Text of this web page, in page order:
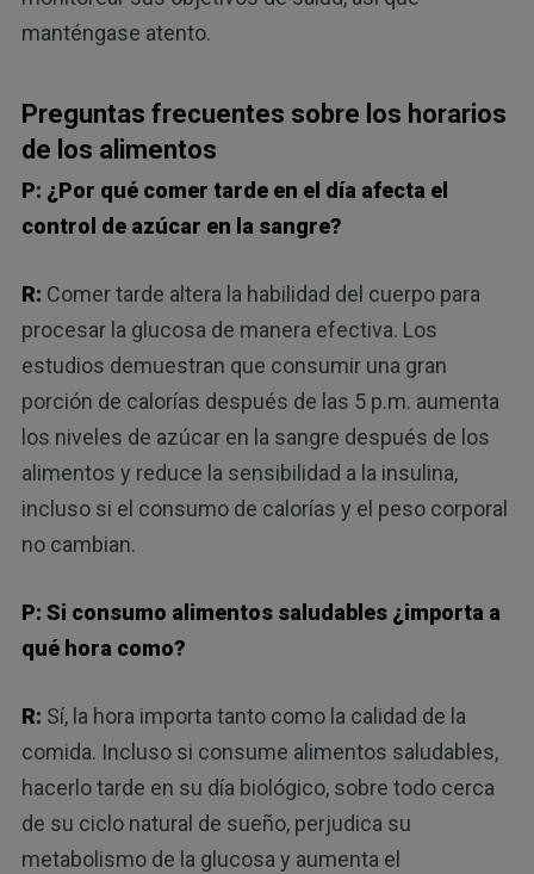
manténgase atento.
Preguntas frecuentes sobre los horarios
de los alimentos
P: ¿Por qué comer tarde en el día afecta el
control de azúcar en la sangre?
R: Comer tarde altera la habilidad del cuerpo para
procesar la glucosa de manera efectiva. Los
estudios demuestran que consumir una gran
porción de calorías después de las 5 p.m. aumenta
los niveles de azúcar en la sangre después de los
alimentos y reduce la sensibilidad a la insulina,
incluso si el consumo de calorías y el peso corporal
no cambian.
P: Si consumo alimentos saludables ¿importa a
qué hora como?
R: Sí, la hora importa tanto como la calidad de la
comida. Incluso si consume alimentos saludables,
hacerlo tarde en su día biológico, sobre todo cerca
de su ciclo natural de sueño, perjudica su
metabolismo de la glucosa y aumenta el